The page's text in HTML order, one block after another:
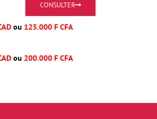
CONSULTER
ou 125.000 F CFA
ou 200.000 F CFA